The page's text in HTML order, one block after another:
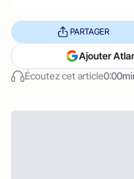
Écoutez cet article
PARTAGER
Ajouter